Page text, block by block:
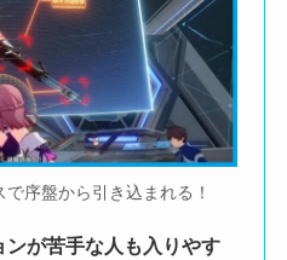
序盤から引き込まれる！
が苦手な人も入りやす